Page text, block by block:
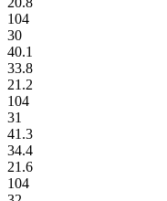
104
30
40.1
33.8
21.2
104
31
41.3
34.4
21.6
104